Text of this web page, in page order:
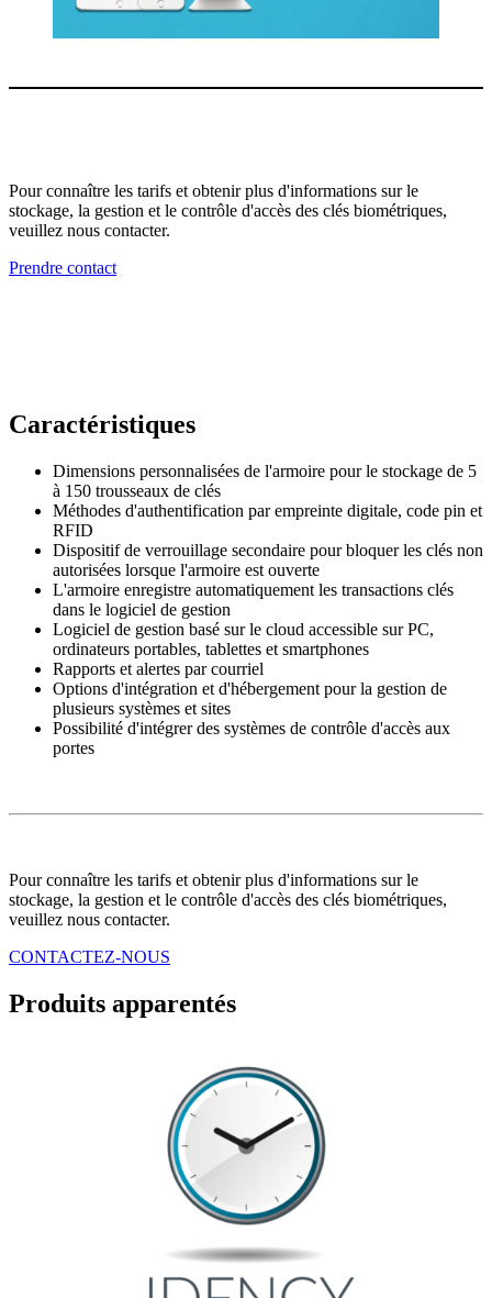
Pour connaître les tarifs et obtenir plus d'informations sur le
stockage, la gestion et le contrôle d'accès des clés biométriques,
veuillez nous contacter.
Prendre contact
Caractéristiques
Dimensions personnalisées de l'armoire pour le stockage de 5
à 150 trousseaux de clés
Méthodes d'authentification par empreinte digitale, code pin et
RFID
Dispositif de verrouillage secondaire pour bloquer les clés non
autorisées lorsque l'armoire est ouverte
L'armoire enregistre automatiquement les transactions clés
dans le logiciel de gestion
Logiciel de gestion basé sur le cloud accessible sur PC,
ordinateurs portables, tablettes et smartphones
Rapports et alertes par courriel
Options d'intégration et d'hébergement pour la gestion de
plusieurs systèmes et sites
Possibilité d'intégrer des systèmes de contrôle d'accès aux
portes
Pour connaître les tarifs et obtenir plus d'informations sur le
stockage, la gestion et le contrôle d'accès des clés biométriques,
veuillez nous contacter.
CONTACTEZ-NOUS
Produits apparentés